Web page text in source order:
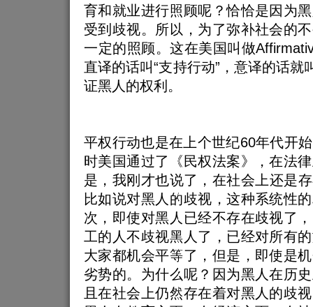
育和就业进行照顾呢？恰恰是因为
受到歧视。所以，为了弥补社会的
一定的照顾。这在美国叫做
直译的话叫“支持行动”，意译的话就
证黑人的权利。
平权行动也是在上个世纪60年代开
时美国通过了《民权法案》，在法
是，我刚才也说了，在社会上还是
比如说对黑人的歧视，这种系统性
次，即使对黑人已经不存在歧视了
工的人不歧视黑人了，已经对所有
大家都机会平等了，但是，即使是
劣势的。为什么呢？因为黑人在历
且在社会上仍然存在着对黑人的歧